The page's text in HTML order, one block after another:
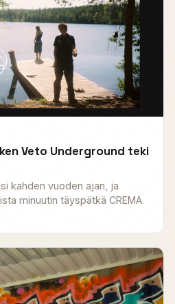
Veto Underground teki
kahden vuoden ajan, ja
minuutin täyspätkä CREMA.